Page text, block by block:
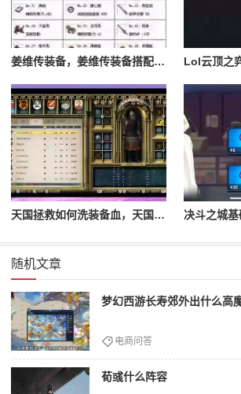
姜维传装备，姜维传装备搭配一览表最新
天国拯救如何洗装备血，天国拯救怎么洗衣服
随机文章
梦幻西游长寿郊外出什么高
电商问答
荀彧什么阵容